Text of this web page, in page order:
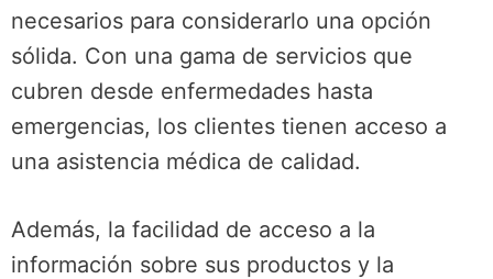
necesarios para considerarlo una opción
sólida. Con una gama de servicios que
cubren desde enfermedades hasta
emergencias, los clientes tienen acceso a
una asistencia médica de calidad.
Además, la facilidad de acceso a la
información sobre sus productos y la